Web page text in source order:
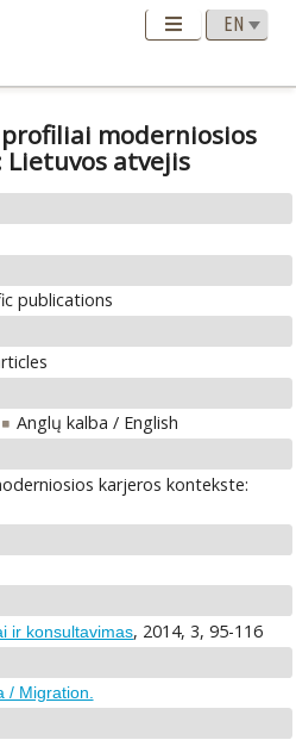
moderniosios
atvejis
publications
Anglų kalba / English
karjeros kontekste:
ir konsultavimas, 2014, 3, 95-116
/ Migration.